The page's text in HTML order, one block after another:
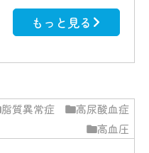
もっと見る
脂質異常症
高尿酸血症
高血圧